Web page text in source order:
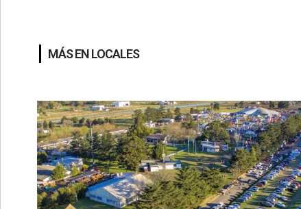
MÁS EN LOCALES